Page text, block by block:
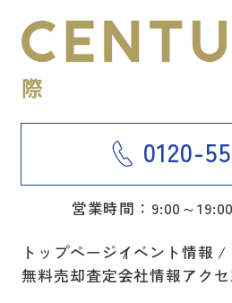
0120-
営業時間：9:00～
トップページイベント情報
無料売却査定会社情報アク